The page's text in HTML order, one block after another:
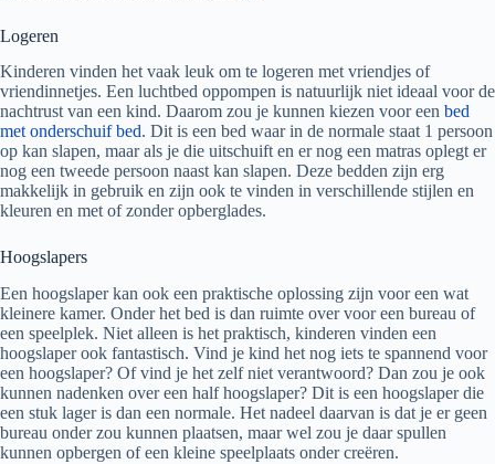
Logeren
Kinderen vinden het vaak leuk om te logeren met vriendjes of
vriendinnetjes. Een luchtbed oppompen is natuurlijk niet ideaal voor de
nachtrust van een kind. Daarom zou je kunnen kiezen voor een bed
met onderschuif bed. Dit is een bed waar in de normale staat 1 persoon
op kan slapen, maar als je die uitschuift en er nog een matras oplegt er
nog een tweede persoon naast kan slapen. Deze bedden zijn erg
makkelijk in gebruik en zijn ook te vinden in verschillende stijlen en
kleuren en met of zonder opberglades.
Hoogslapers
Een hoogslaper kan ook een praktische oplossing zijn voor een wat
kleinere kamer. Onder het bed is dan ruimte over voor een bureau of
een speelplek. Niet alleen is het praktisch, kinderen vinden een
hoogslaper ook fantastisch. Vind je kind het nog iets te spannend voor
een hoogslaper? Of vind je het zelf niet verantwoord? Dan zou je ook
kunnen nadenken over een half hoogslaper? Dit is een hoogslaper die
een stuk lager is dan een normale. Het nadeel daarvan is dat je er geen
bureau onder zou kunnen plaatsen, maar wel zou je daar spullen
kunnen opbergen of een kleine speelplaats onder creëren.